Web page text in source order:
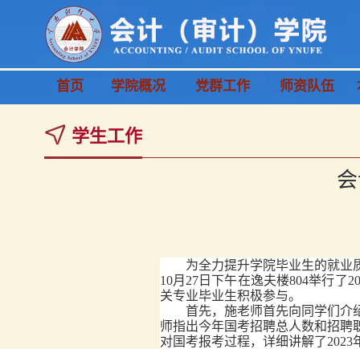
首页 学院概况 党群工作 师资队伍
学生工作
为全力提升学院毕业生的就业
10月27日下午在逸夫楼804举行了
关专业毕业生积极参与。
首先，施老师首先向同学们介
师指出今年国考招聘总人数和招聘
对国考报考过程，详细讲解了